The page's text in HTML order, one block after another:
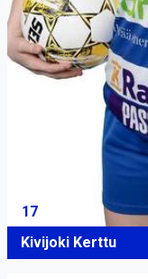
17
Kivijoki Kerttu